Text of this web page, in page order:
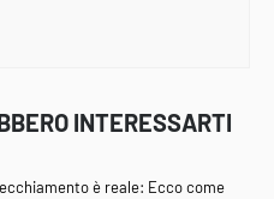
INTERESSARTI
è reale: Ecco come